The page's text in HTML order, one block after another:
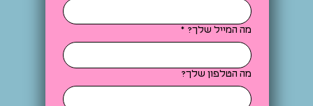
מה המייל שלך? *
מה הטלפון שלך?